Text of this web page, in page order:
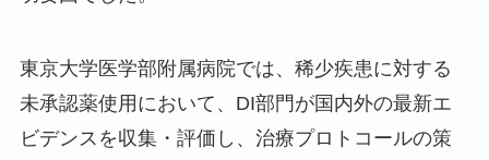
東京大学医学部附属病院では、稀少疾患に対する
未承認薬使用において、DI部門が国内外の最新エ
ビデンスを収集・評価し、治療プロトコールの策